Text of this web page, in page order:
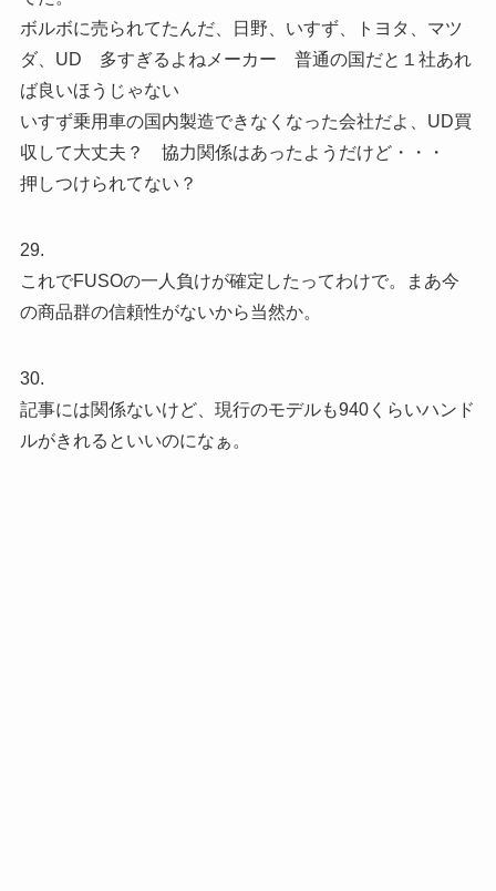
ボルボに売られてたんだ、日野、いすず、トヨタ、マツ
ダ、UD 多すぎるよねメーカー 普通の国だと１社あれ
ば良いほうじゃない
いすず乗用車の国内製造できなくなった会社だよ、UD買
収して大丈夫？ 協力関係はあったようだけど・・・
押しつけられてない？
29.
これでFUSOの一人負けが確定したってわけで。まあ今
の商品群の信頼性がないから当然か。
30.
記事には関係ないけど、現行のモデルも940くらいハンド
ルがきれるといいのになぁ。